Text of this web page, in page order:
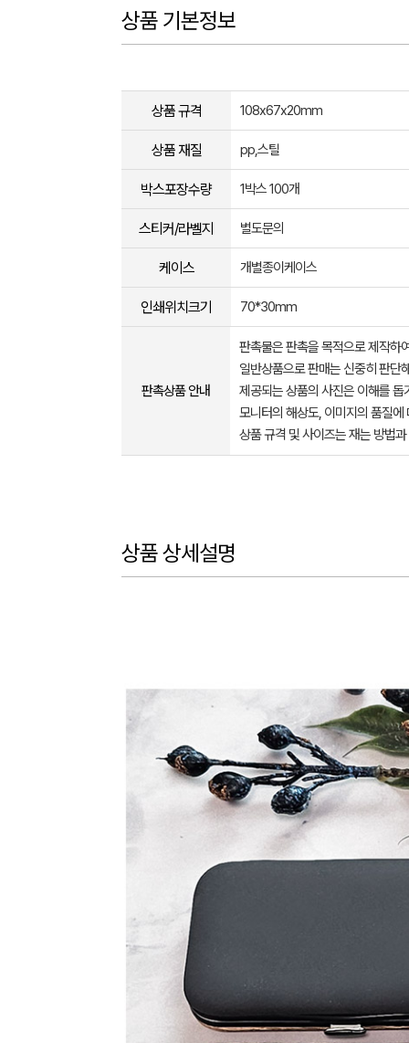
상품 기본정보
상품 규격 108x67x20mm
상품 재질 pp,스틸
박스포장수량 1박스 100개
스티커/라벨지 별도문의
케이스 개별종이케이스
인쇄위치크기 70*30mm
판촉상품 안내
판촉물은 판촉을 목적으로 제작하
일반상품으로 판매는 신중히 판단
제공되는 상품의 사진은 이해를
모니터의 해상도, 이미지의 품질
상품 규격 및 사이즈는 재는 방법
상품 상세설명